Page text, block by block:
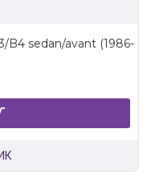
B4 sedan/avant (1986-